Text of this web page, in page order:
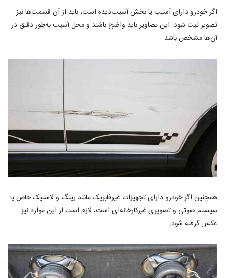
اگر خودرو دارای آسیب یا بخش آسیب‌دیده است، باید از آن قسمت‌ها نیز
تصویر ثبت شود. این تصاویر باید واضح باشند و محل آسیب به‌طور دقیق در
آن‌ها مشخص باشد.
همچنین اگر خودرو دارای تجهیزات غیرفابریک مانند رینگ و لاستیک خاص یا
سیستم صوتی و تصویری غیرکارخانه‌ای است، لازم است از این موارد نیز
عکس گرفته شود.